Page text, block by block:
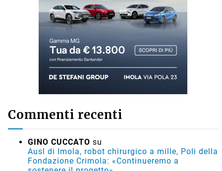
Commenti recenti
GINO CUCCATO su
Ausl di Imola, robot chirurgico a mille, Poli della
Fondazione Crimola: «Continueremo a